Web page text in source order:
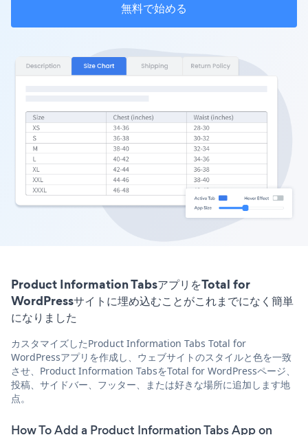
無料で始める
Product Information TabsアプリをTotal for
WordPressサイトに埋め込むことがこれまでになく簡単
になりました
カスタマイズしたProduct Information Tabs Total for
WordPressアプリを作成し、ウェブサイトのスタイルと色を一致
させ、Product Information TabsをTotal for WordPressページ、
投稿、サイドバー、フッター、または好きな場所に追加します地
点。
How To Add a Product Information Tabs App on